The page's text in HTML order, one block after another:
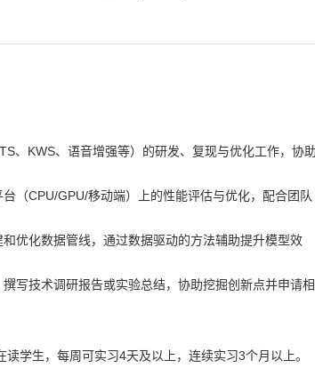
、KWS、语音增强等）的研发、复现与优化工作，协助
（CPU/GPU/移动端）上的性能评估与优化，配合团队
优化数据管线，通过数据驱动的方法辅助提升模型效
写技术调研报告或实验总结，协助挖掘创新点并申请相
学生，每周可实习4天及以上，连续实习3个月以上。